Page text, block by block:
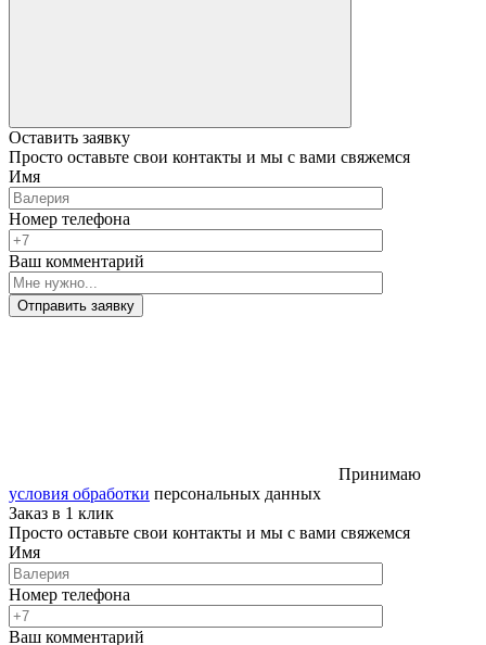
Оставить заявку
Просто оставьте свои контакты и мы с вами свяжемся
Имя
Номер телефона
Ваш комментарий
Отправить заявку
Принимаю
условия обработки персональных данных
Заказ в 1 клик
Просто оставьте свои контакты и мы с вами свяжемся
Имя
Номер телефона
Ваш комментарий